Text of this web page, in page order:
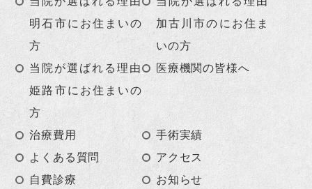
明石市にお住まいの
方
加古川市のにお住ま
いの方
当院が選ばれる理由
姫路市にお住まいの
方
医療機関の皆様へ
治療費用
手術実績
よくある質問
アクセス
自費診療
お知らせ